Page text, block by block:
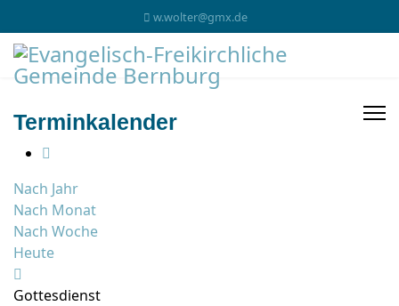
w.wolter@gmx.de
Terminkalender
Nach Jahr
Nach Monat
Nach Woche
Heute
Gottesdienst